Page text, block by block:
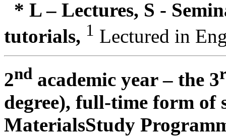
* L – Lectures, S -
tutorials, 1 Lectured in
2nd academic year – the 3
degree), full-time form of
MaterialsStudy